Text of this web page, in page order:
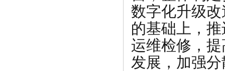
数字化升级
的基础上，
运维检修，
发展，加强